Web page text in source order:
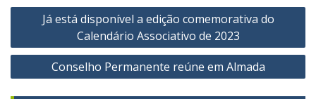
Navegação
artigos
Já está disponível a edição comemorativa do
Calendário Associativo de 2023
Conselho Permanente reúne em Almada